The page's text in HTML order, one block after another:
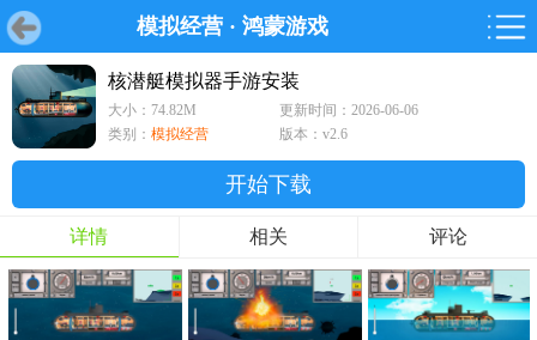
模拟经营 · 鸿蒙游戏
首页 游戏 软件 鸿蒙游戏
首页 游戏 软件 鸿蒙
游戏
鸿蒙
软件
专题
核潜艇模拟器手游安装
大小：74.82M
更新时间：2026-06-06
类别： 模拟经营 版本：v2.6
开始下载
详情 相关 评论